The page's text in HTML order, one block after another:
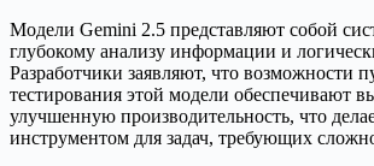
Модели Gemini 2.5 представляют собой
глубокому анализу информации и
Разработчики заявляют, что возможности
тестирования этой модели обеспечивают
улучшенную производительность, что
инструментом для задач, требующих